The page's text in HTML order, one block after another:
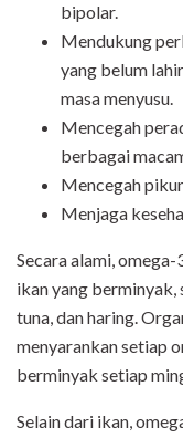
bipolar.
Mendukung
yang belum
masa menyusu.
Mencegah
berbagai
Mencegah
Menjaga
Secara alami,
ikan yang berminyak,
tuna, dan haring.
menyarankan setiap
berminyak setiap
Selain dari ikan,